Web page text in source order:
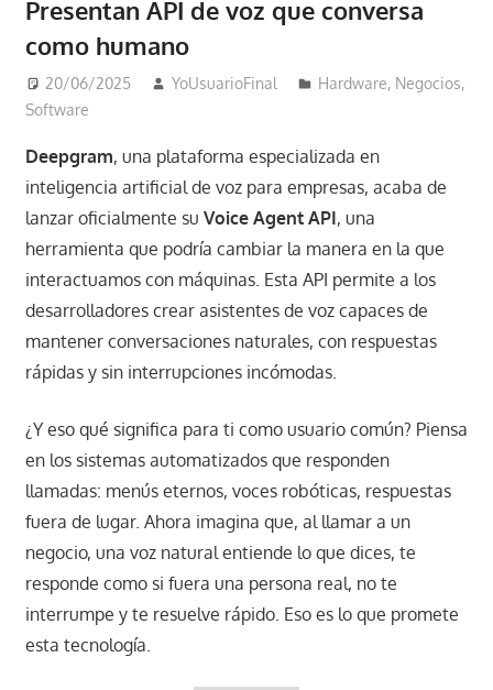
Presentan API de voz que conversa
como humano
20/06/2025 YoUsuarioFinal Hardware, Negocios,
Software
Deepgram, una plataforma especializada en
inteligencia artificial de voz para empresas, acaba de
lanzar oficialmente su Voice Agent API, una
herramienta que podría cambiar la manera en la que
interactuamos con máquinas. Esta API permite a los
desarrolladores crear asistentes de voz capaces de
mantener conversaciones naturales, con respuestas
rápidas y sin interrupciones incómodas.
¿Y eso qué significa para ti como usuario común? Piensa
en los sistemas automatizados que responden
llamadas: menús eternos, voces robóticas, respuestas
fuera de lugar. Ahora imagina que, al llamar a un
negocio, una voz natural entiende lo que dices, te
responde como si fuera una persona real, no te
interrumpe y te resuelve rápido. Eso es lo que promete
esta tecnología.